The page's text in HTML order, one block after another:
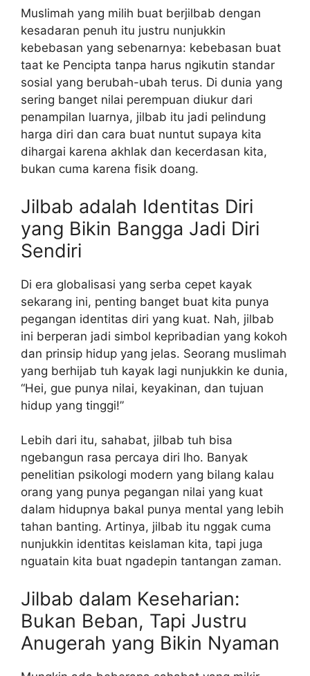
Muslimah yang milih buat berjilbab dengan
kesadaran penuh itu justru nunjukkin
kebebasan yang sebenarnya: kebebasan buat
taat ke Pencipta tanpa harus ngikutin standar
sosial yang berubah-ubah terus. Di dunia yang
sering banget nilai perempuan diukur dari
penampilan luarnya, jilbab itu jadi pelindung
harga diri dan cara buat nuntut supaya kita
dihargai karena akhlak dan kecerdasan kita,
bukan cuma karena fisik doang.
Jilbab adalah Identitas Diri
yang Bikin Bangga Jadi Diri
Sendiri
Di era globalisasi yang serba cepet kayak
sekarang ini, penting banget buat kita punya
pegangan identitas diri yang kuat. Nah, jilbab
ini berperan jadi simbol kepribadian yang kokoh
dan prinsip hidup yang jelas. Seorang muslimah
yang berhijab tuh kayak lagi nunjukkin ke dunia,
“Hei, gue punya nilai, keyakinan, dan tujuan
hidup yang tinggi!”
Lebih dari itu, sahabat, jilbab tuh bisa
ngebangun rasa percaya diri lho. Banyak
penelitian psikologi modern yang bilang kalau
orang yang punya pegangan nilai yang kuat
dalam hidupnya bakal punya mental yang lebih
tahan banting. Artinya, jilbab itu nggak cuma
nunjukkin identitas keislaman kita, tapi juga
nguatain kita buat ngadepin tantangan zaman.
Jilbab dalam Keseharian:
Bukan Beban, Tapi Justru
Anugerah yang Bikin Nyaman